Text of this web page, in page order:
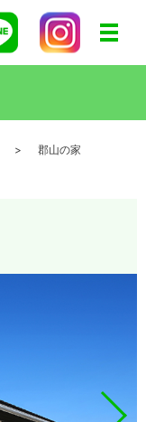
メニ
郡山の家